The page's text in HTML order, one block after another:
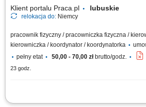
Klient portalu Praca.pl lubuskie
relokacja do: Niemcy
pracownik fizyczny / pracowniczka fizyczna /
kierowniczka / koordynator / koordynatorka
pełny etat
50,00 - 70,00 złbrutto/godz.
23 godz.
Budowa i montaż zewnętrznych sieci wodno-